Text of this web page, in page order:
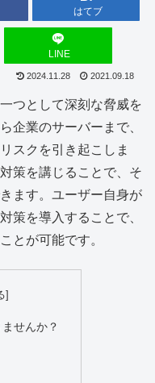
はてブ
LINE
2024.11.28 2021.09.18
つとして深刻な脅威を
企業のサーバーまで、
スクを引き起こしま
策を講じることで、そ
ます。ユーザー自身が
策を導入することで、
とが可能です。
せんか？